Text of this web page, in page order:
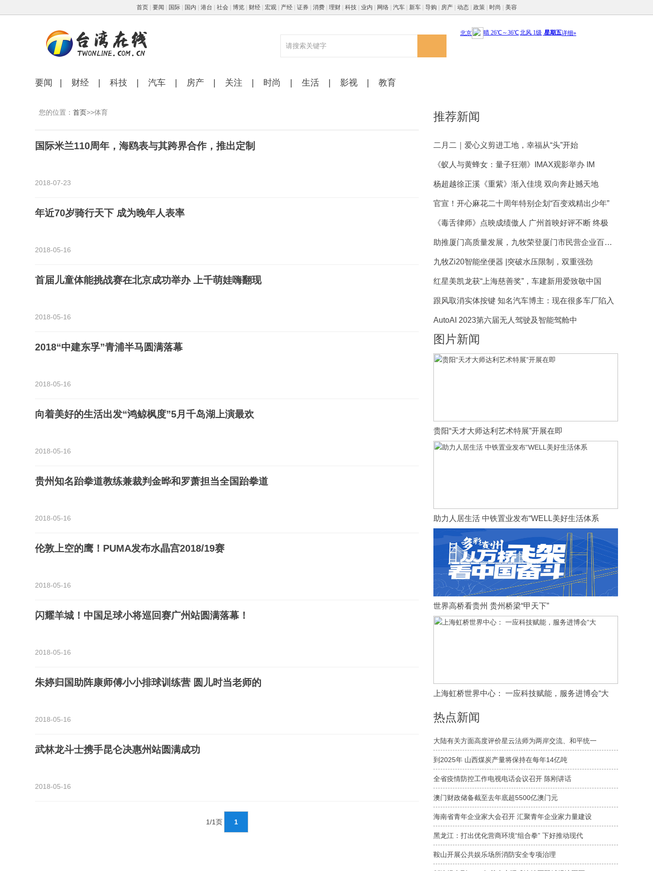
首页| 要闻 国际| 国内 港台 社会| 博览| 财经| 宏观| 产经| 证券| 消费| 理财| 科技| 业内 网络| 汽车| 新车| 导购 房产| 动态| 政策| 时尚 美容
要闻 财经 科技 汽车 房产 关注 时尚 生活 影视 教育
您的位置： 首页>>体育
国际米兰110周年，海鸥表与其跨界合作，推出定制
2018-07-23
年近70岁骑行天下 成为晚年人表率
2018-05-16
首届儿童体能挑战赛在北京成功举办 上千萌娃嗨翻现
2018-05-16
2018“中建东孚”青浦半马圆满落幕
2018-05-16
向着美好的生活出发“鸿鲸枫度”5月千岛湖上演最欢
2018-05-16
贵州知名跆拳道教练兼裁判金晔和罗萧担当全国跆拳道
2018-05-16
伦敦上空的鹰！PUMA发布水晶宫2018/19赛
2018-05-16
闪耀羊城！中国足球小将巡回赛广州站圆满落幕！
2018-05-16
朱婷归国助阵康师傅小小排球训练营 圆儿时当老师的
2018-05-16
武林龙斗士携手昆仑决惠州站圆满成功
2018-05-16
1/1页 1
推荐新闻
二月二｜爱心义剪进工地，幸福从“头”开始
《蚁人与黄蜂女：量子狂潮》IMAX观影举办 IM
杨超越徐正溪《重紫》渐入佳境 双向奔赴撼天地
官宣！开心麻花二十周年特别企划“百变戏精出少年”
《毒舌律师》点映成绩傲人 广州首映好评不断 终极
助推厦门高质量发展，九牧荣登厦门市民营企业百强榜
九牧Zi20智能坐便器 |突破水压限制，双重强劲
红星美凯龙获“上海慈善奖”，车建新用爱致敬中国
跟风取消实体按键 知名汽车博主：现在很多车厂陷入
AutoAI 2023第六届无人驾驶及智能驾舱中
图片新闻
贵阳“天才大师达利艺术特展”开展在即
助力人居生活 中铁置业发布“WELL美好生活体系
世界高桥看贵州 贵州桥梁“甲天下”
上海虹桥世界中心： 一应科技赋能，服务进博会“大
热点新闻
大陆有关方面高度评价星云法师为两岸交流、和平统一
到2025年 山西煤炭产量将保持在每年14亿吨
全省疫情防控工作电视电话会议召开 陈刚讲话
澳门财政储备截至去年底超5500亿澳门元
海南省青年企业家大会召开 汇聚青年企业家力量建设
黑龙江：打出优化营商环境“组合拳” 下好推动现代
鞍山开展公共娱乐场所消防安全专项治理